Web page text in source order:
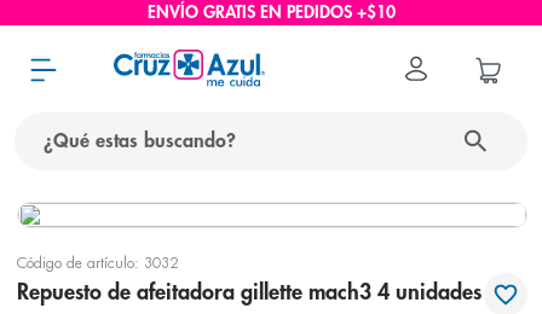
ENVÍO GRATIS EN PEDIDOS +$10
Código de artículo: 3032
Repuesto de afeitadora gillette mach3 4 unidades
términos más buscados
1 . protector solar